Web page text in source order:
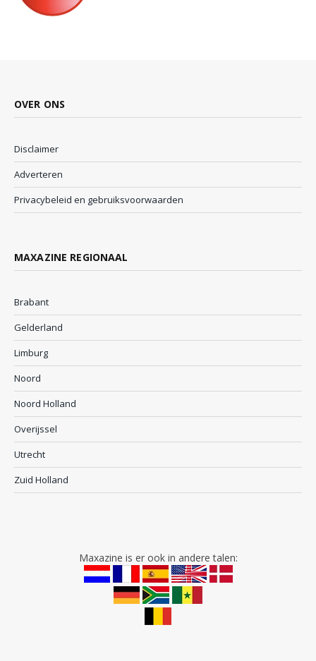
OVER ONS
Disclaimer
Adverteren
Privacybeleid en gebruiksvoorwaarden
MAXAZINE REGIONAAL
Brabant
Gelderland
Limburg
Noord
Noord Holland
Overijssel
Utrecht
Zuid Holland
Maxazine is er ook in andere talen: